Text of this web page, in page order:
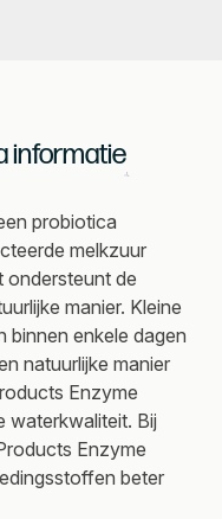
informatie
probiotica
melkzuur
ondersteunt de
manier. Kleine
binnen enkele dagen
natuurlijke manier
Enzyme
waterkwaliteit. Bij
Enzyme
beter